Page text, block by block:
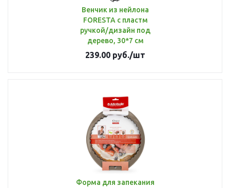
Венчик из нейлона
FORESTA с пластм
ручкой/дизайн под
дерево, 30*7 см
239.00 руб./шт
Форма для запекания